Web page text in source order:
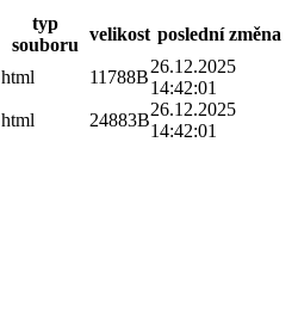
typ
souboru
velikost poslední změna
html 11788B
26.12.2025
14:42:01
html 24883B
26.12.2025
14:42:01